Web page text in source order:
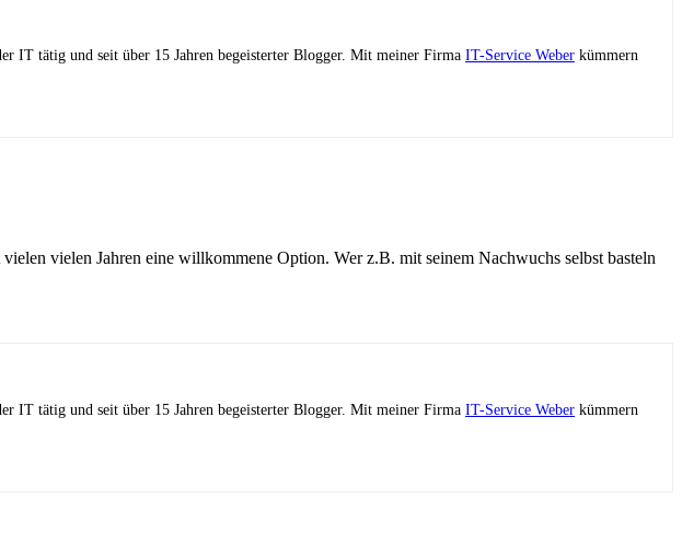
IT tätig und seit über 15 Jahren begeisterter Blogger. Mit meiner Firma IT-Service Weber kümmern
vielen Jahren eine willkommene Option. Wer z.B. mit seinem Nachwuchs selbst basteln
IT tätig und seit über 15 Jahren begeisterter Blogger. Mit meiner Firma IT-Service Weber kümmern